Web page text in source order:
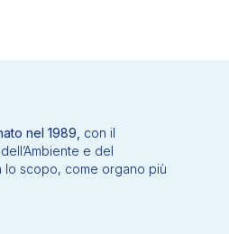
nel 1989, con il
e del
lo scopo, come organo più